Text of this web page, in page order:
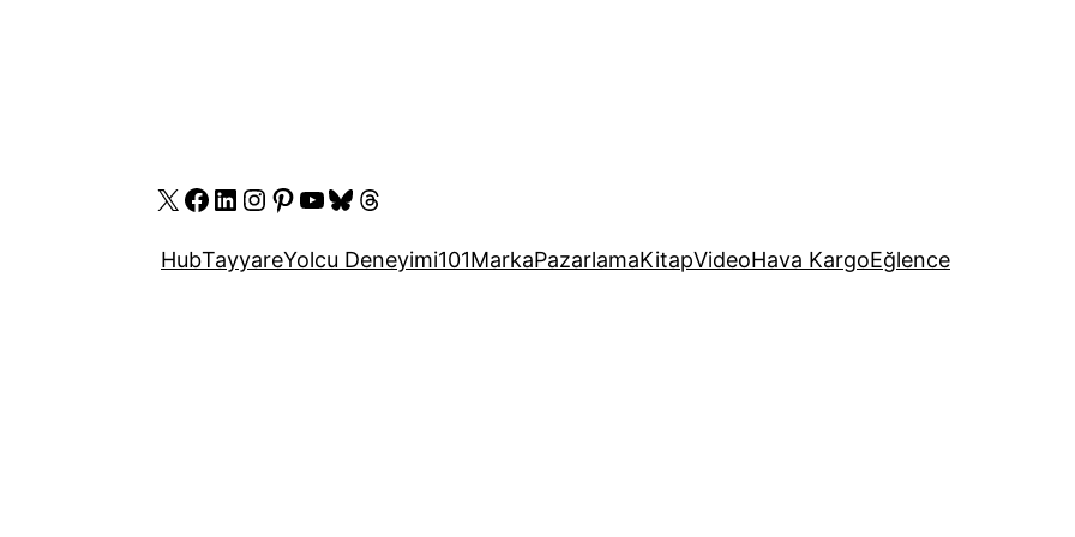
X Facebook
LinkedIn
Instagram
Pinterest
YouTube
Bluesky
Threads
HubTayyareYolcu Deneyimi101MarkaPazarlamaKitapVideoHava KargoEğlence